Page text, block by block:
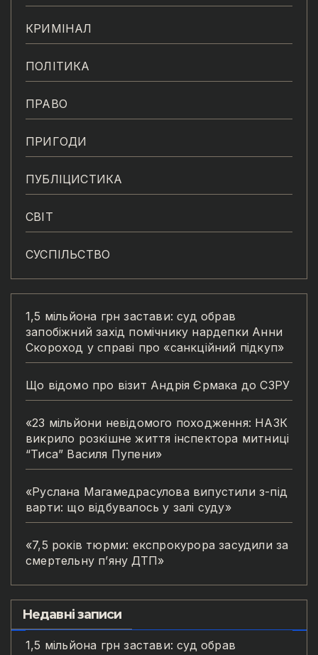
КРИМІНАЛ
ПОЛІТИКА
ПРАВО
ПРИГОДИ
ПУБЛІЦИСТИКА
СВІТ
СУСПІЛЬСТВО
1,5 мільйона грн застави: суд обрав
запобіжний захід помічнику нардепки Анни
Скороход у справі про «санкційний підкуп»
Що відомо про візит Андрія Єрмака до СЗРУ
«23 мільйони невідомого походження: НАЗК
викрило розкішне життя інспектора митниці
“Тиса” Василя Пупени»
«Руслана Магамедрасулова випустили з-під
варти: що відбувалось у залі суду»
«7,5 років тюрми: експрокурора засудили за
смертельну п’яну ДТП»
Недавні записи
1,5 мільйона грн застави: суд обрав